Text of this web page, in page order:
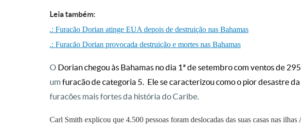
Leia também:
.: Furacão Dorian atinge EUA depois de destruição nas Bahamas
.: Furacão Dorian provocada destruição e mortes nas Bahamas
O Dorian chegou às Bahamas no dia 1ª de setembro com ventos de
um furacão de categoria 5. Ele secaracterizou como o pior desastre
furacões mais fortes da história do Caribe.
Carl Smith explicou que 4.500 pessoas foram deslocadas das suas casas nas